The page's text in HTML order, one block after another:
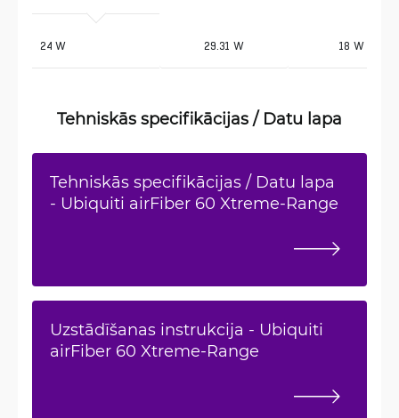
24 W 29.31 W 18 W
Tehniskās specifikācijas / Datu lapa
Tehniskās specifikācijas / Datu lapa
- Ubiquiti airFiber 60 Xtreme-Range
Uzstādīšanas instrukcija - Ubiquiti
airFiber 60 Xtreme-Range